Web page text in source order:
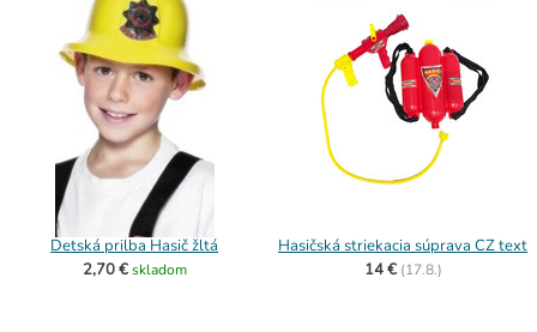
Detská prilba Hasič žltá
2,70 € skladom
Hasičská striekacia súprava CZ text
14 € (17.8.)